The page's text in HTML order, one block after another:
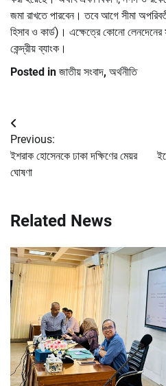
জমা রাখতে পারবেন। তবে আগে সীমা
হিসাব ও কার্ড)। এক্ষেত্রে কোনো
কেন্দ্রীয় ব্যাংক।
Posted in জাতীয় সংবাদ, অর্থনীতি
Post
navigation
Previous:
ইশরাক হোসেনকে ঢাকা দক্ষিণের মেয়র
ঘোষণা
Related News